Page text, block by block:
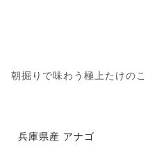
朝掘りで味わう極上たけのこ
兵庫県産 アナゴ